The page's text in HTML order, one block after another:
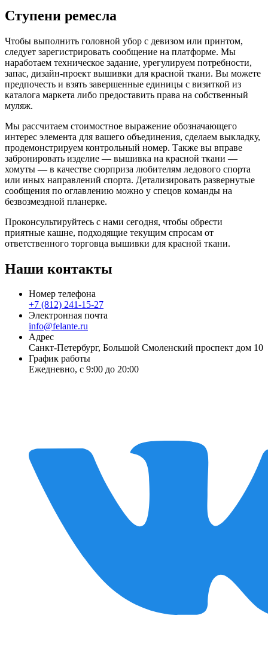
Ступени ремесла
Чтобы выполнить головной убор с девизом или принтом,
следует зарегистрировать сообщение на платформе. Мы
наработаем техническое задание, урегулируем потребности,
запас, дизайн-проект вышивки для красной ткани. Вы можете
предпочесть и взять завершенные единицы с визиткой из
каталога маркета либо предоставить права на собственный
муляж.
Мы рассчитаем стоимостное выражение обозначающего
интерес элемента для вашего объединения, сделаем выкладку,
продемонстрируем контрольный номер. Также вы вправе
забронировать изделие — вышивка на красной ткани —
хомуты — в качестве сюрприза любителям ледового спорта
или иных направлений спорта. Детализировать развернутые
сообщения по оглавлению можно у спецов команды на
безвозмездной планерке.
Проконсультируйтесь с нами сегодня, чтобы обрести
приятные кашне, подходящие текущим спросам от
ответственного торговца вышивки для красной ткани.
Наши контакты
Номер телефона
+7 (812) 241-15-27
Электронная почта
info@felante.ru
Адрес
Санкт-Петербург, Большой Смоленский проспект дом 10
График работы
Ежедневно, с 9:00 до 20:00